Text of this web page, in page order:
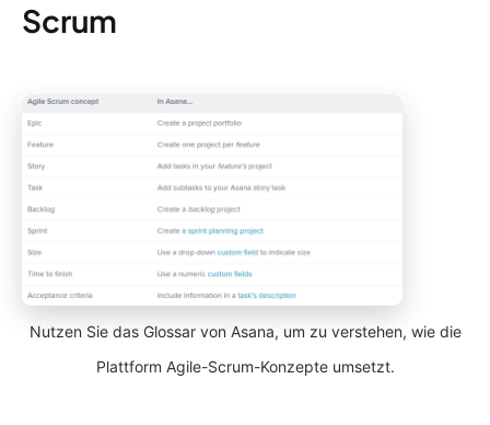
Scrum
Nutzen Sie das Glossar von Asana, um zu verstehen, wie die
Plattform Agile-Scrum-Konzepte umsetzt.